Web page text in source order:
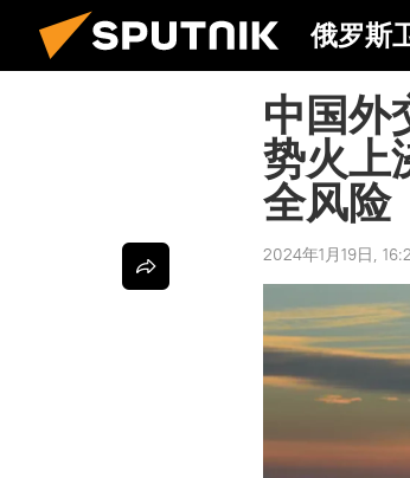
俄罗斯
中国外
势火上
全风险
2024年1月19日,